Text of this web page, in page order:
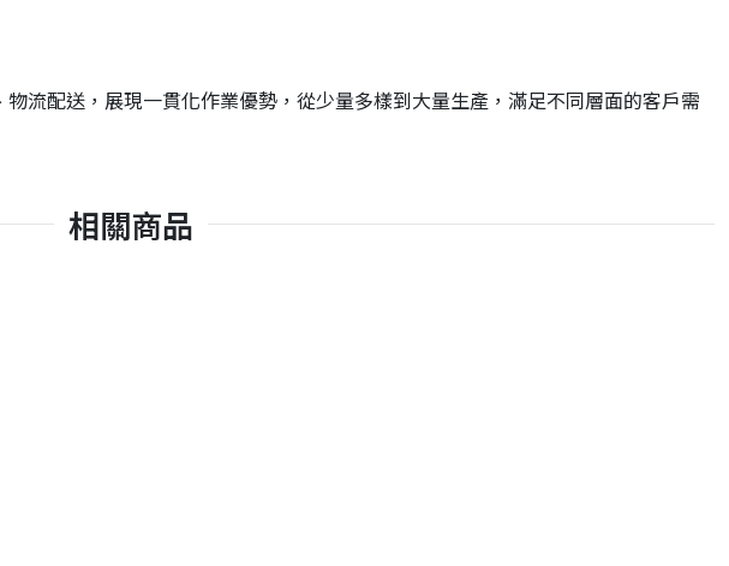
流配送，展現一貫化作業優勢，從少量多樣到大量生產，滿足不同層面的客戶需
相關商品